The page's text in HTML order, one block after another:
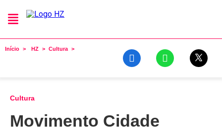
Início HZ Cultura
Cultura
Movimento Cidade